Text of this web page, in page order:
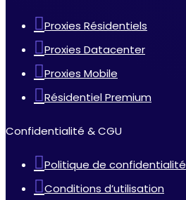
Proxies Résidentiels
Proxies Datacenter
Proxies Mobile
Résidentiel Premium
Confidentialité & CGU
Politique de confidentialité
Conditions d’utilisation